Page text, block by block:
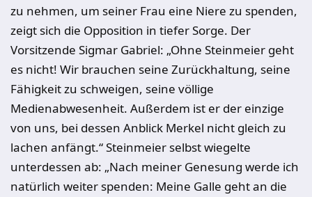
zu nehmen, um seiner Frau eine Niere zu spenden,
zeigt sich die Opposition in tiefer Sorge. Der
Vorsitzende Sigmar Gabriel: „Ohne Steinmeier geht
es nicht! Wir brauchen seine Zurückhaltung, seine
Fähigkeit zu schweigen, seine völlige
Medienabwesenheit. Außerdem ist er der einzige
von uns, bei dessen Anblick Merkel nicht gleich zu
lachen anfängt.“ Steinmeier selbst wiegelte
unterdessen ab: „Nach meiner Genesung werde ich
natürlich weiter spenden: Meine Galle geht an die